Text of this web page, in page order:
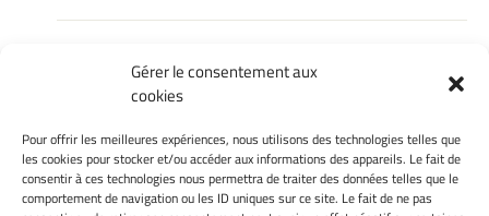
Gérer le consentement aux
cookies
Pour offrir les meilleures expériences, nous utilisons des technologies telles que
les cookies pour stocker et/ou accéder aux informations des appareils. Le fait de
consentir à ces technologies nous permettra de traiter des données telles que le
comportement de navigation ou les ID uniques sur ce site. Le fait de ne pas
Informations Légales
Gérer mes cookies
Politique de cookies
Déclaration de confidentialité